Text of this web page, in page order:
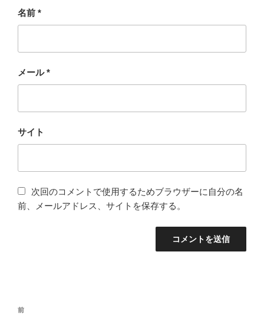
名前 *
メール*
サイト
次回のコメントで使用するためブラウザーに自分の名
前、メールアドレス、サイトを保存する。
投
過
前